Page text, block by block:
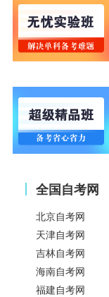
全国自考网
北京自考网
天津自考网
吉林自考网
海南自考网
福建自考网